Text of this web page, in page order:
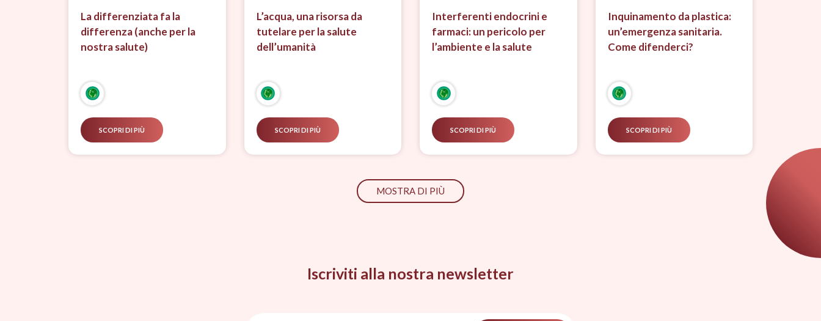
La differenziata fa la
differenza (anche per la
nostra salute)
SCOPRI DI PIÙ
L’acqua, una risorsa da
tutelare per la salute
dell’umanità
SCOPRI DI PIÙ
Interferenti endocrini e
farmaci: un pericolo per
l’ambiente e la salute
SCOPRI DI PIÙ
Inquinamento da plastica:
un’emergenza sanitaria.
Come difenderci?
SCOPRI DI PIÙ
MOSTRA DI PIÙ
Iscriviti alla nostra newsletter